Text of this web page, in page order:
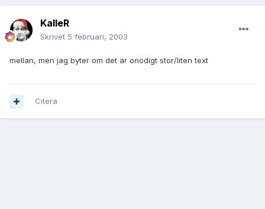
KalleR
Skrivet 5 februari, 2003
mellan, men jag byter om det är onödigt stor/liten text
Citera